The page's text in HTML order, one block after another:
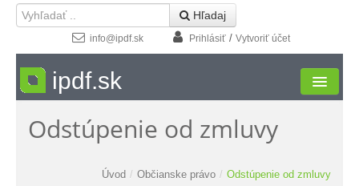
 Hľadaj
info@ipdf.sk Prihlásiť/ Vytvoriť účet
ipdf.sk
Formuláre
Odstúpenie od zmluvy
Úvod / Občianske právo / Odstúpenie od zmluvy